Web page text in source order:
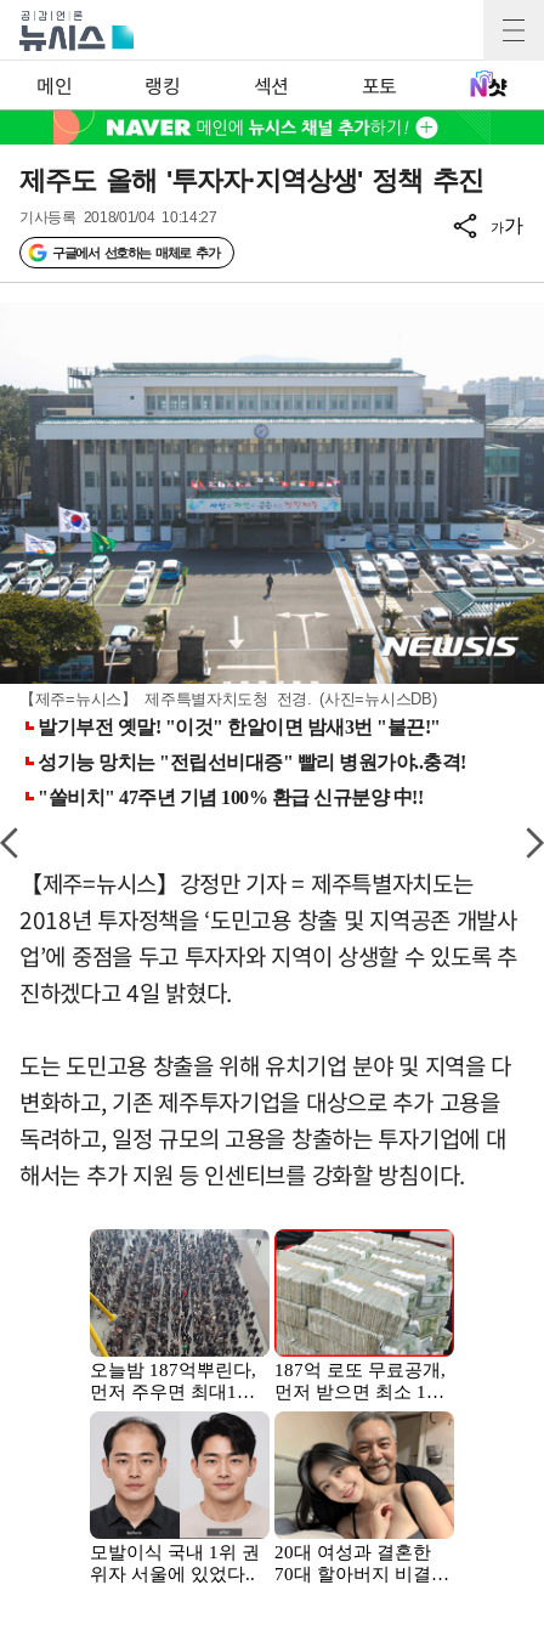
메인 랭킹 섹션 포토
제주도 올해 '투자자·지역상생' 정책 추진
기사등록 2018/01/04 10:14:27
구글에서 선호하는 매체로 추가
가가
【제주=뉴시스】 제주특별자치도청 전경. (사진=뉴시스DB)
【제주=뉴시스】강정만 기자 = 제주특별자치도는
2018년 투자정책을 ‘도민고용 창출 및 지역공존 개발사
업’에 중점을 두고 투자자와 지역이 상생할 수 있도록 추
진하겠다고 4일 밝혔다.
도는 도민고용 창출을 위해 유치기업 분야 및 지역을 다
변화하고, 기존 제주투자기업을 대상으로 추가 고용을
독려하고, 일정 규모의 고용을 창출하는 투자기업에 대
해서는 추가 지원 등 인센티브를 강화할 방침이다.